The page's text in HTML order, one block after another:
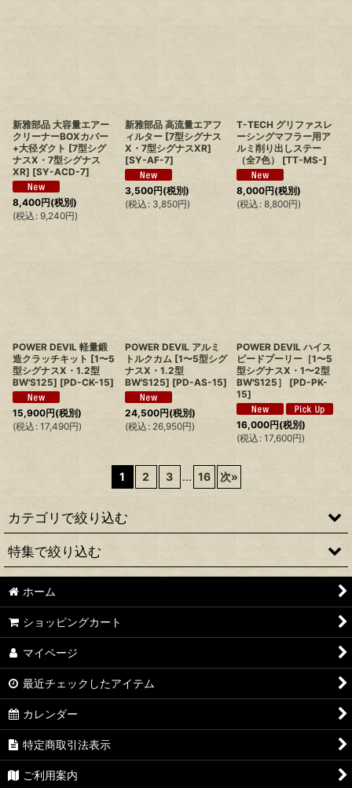
新雅部品 大容量エアー
クリーナーBOXカバー
+大径ダクト [7型シグ
ナスX・7型シグナス
XR] [SY-ACD-7]
8,400円(税別)
(税込 : 9,240円)
新雅部品 高流量エアフ
ィルター [7型シグナス
X・7型シグナスXR]
[SY-AF-7]
3,500円(税別)
(税込 : 3,850円)
T-TECH グリファスレ
ーシングマフラー用ア
ルミ削り出しステー
（全7色）
[TT-MS-]
8,000円(税別)
(税込 : 8,800円)
POWER DEVIL 軽量鍛
造クラッチキット [1〜5
型シグナスX・1.2型
BW'S125] [PD-CK-15]
15,900円(税別)
(税込 : 17,490円)
POWER DEVIL アルミ
トルクカム [1〜5型シグ
ナスX・1.2型
BW'S125] [PD-AS-15]
24,500円(税別)
(税込 : 26,950円)
POWER DEVIL ハイス
ピードプーリー［1〜5
型シグナスX・1〜2型
BW'S125］
[PD-PK-
15]
16,000円(税別)
(税込 : 17,600円)
1 2 3 ... 16 次»
カテゴリで絞り込む
厳選！車体販売コーナー
中古品コーナー
アウトレット品！セール品！！
エンジン関係
駆動系（7型・グリファス・NMAX・マジェスティS他・水冷
E/G系）
マフラー関係
特集で絞り込む
シグナスX1型 国内仕様
シグナスX1型 台湾仕様
シグナスX2型 国内仕様
シグナスX3型 国内仕様
シグナスX3型 台湾仕様
ホーム
ショッピングカート
マイページ
最近チェックしたアイテム
カレンダー
特定商取引法表示
ご利用案内